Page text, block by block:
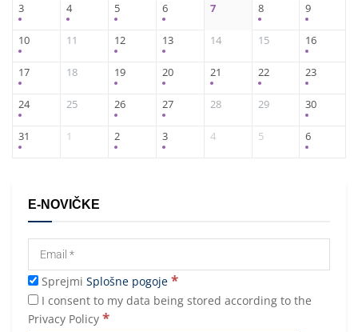
3 4 5 6 7 8 9
10 11 12 13 14 15 16
17 18 19 20 21 22 23
24 25 26 27 28 29 30
31 1 2 3 4 5 6
E-NOVIČKE
Sprejmi Splošne pogoje *
I consent to my data being stored according to the
Privacy Policy *